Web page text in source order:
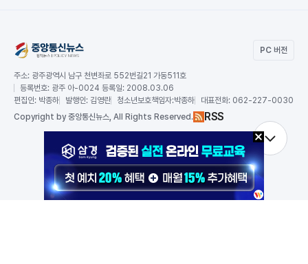
PC 버전
주소: 광주광역시 남구 천변좌로 552번길21 가동511호
등록번호: 광주 아-0024 등록일: 2008.03.06
편집인: 박종하 발행인: 김영란 청소년보호책임자:박종하 대표전화: 062-227-0030
Copyright by 중앙통신뉴스, All Rights Reserved. RSS